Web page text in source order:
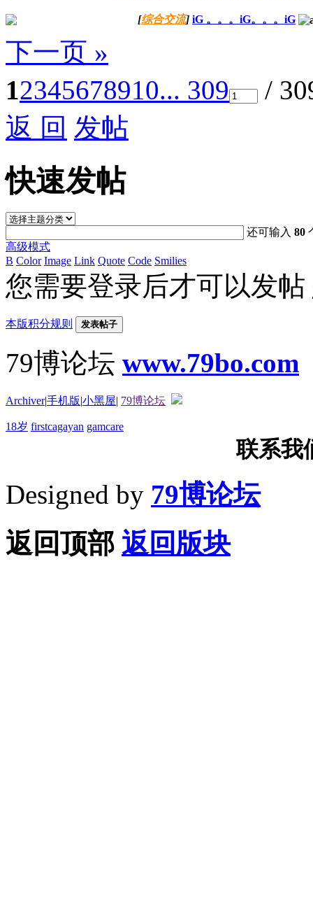
[综合交流] iG 。。。iG。。。iG
下一页 »
12345678910... 309
/
返 回 发帖
快速发帖
还可输入80
高级模式
B Color Image Link Quote Code Smilies
您需要登录后才可以发帖
本版积分规则 发表帖子
79博论坛 www.79bo.com
Archiver|手机版|小黑屋| 79博论坛
18岁 firstcagayan gamcare
联系我
Designed by 79博论坛
返回顶部 返回版块